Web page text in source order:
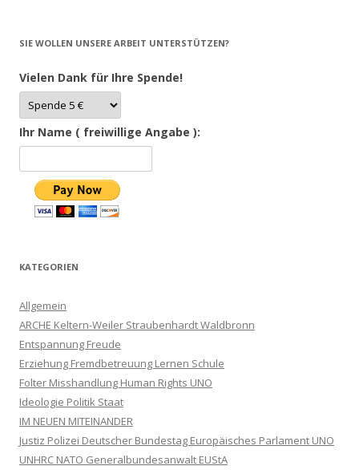
SIE WOLLEN UNSERE ARBEIT UNTERSTÜTZEN?
Vielen Dank für Ihre Spende!
Ihr Name ( freiwillige Angabe ):
KATEGORIEN
Allgemein
ARCHE Keltern-Weiler Straubenhardt Waldbronn
Entspannung Freude
Erziehung Fremdbetreuung Lernen Schule
Folter Misshandlung Human Rights UNO
Ideologie Politik Staat
IM NEUEN MITEINANDER
Justiz Polizei Deutscher Bundestag Europäisches Parlament UNO
UNHRC NATO Generalbundesanwalt EUStA